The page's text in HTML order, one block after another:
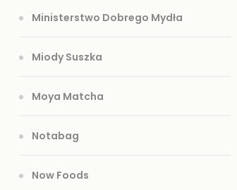
Ministerstwo Dobrego Mydła
Miody Suszka
Moya Matcha
Notabag
Now Foods